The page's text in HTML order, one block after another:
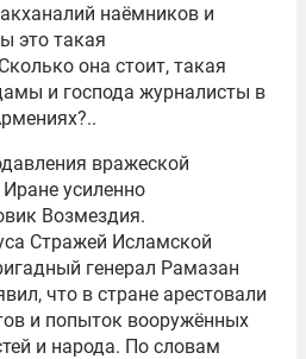
наёмников и
это такая
она стоит, такая
и господа журналисты в
вражеской
усиленно
Возмездия.
Стражей Исламской
генерал Рамазан
что в стране арестовали
и попыток вооружённых
и народа. По словам